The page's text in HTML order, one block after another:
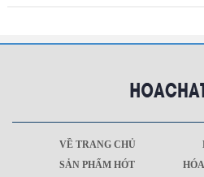
VỀ TRANG CHỦ
SẢN PHẨM HÓT